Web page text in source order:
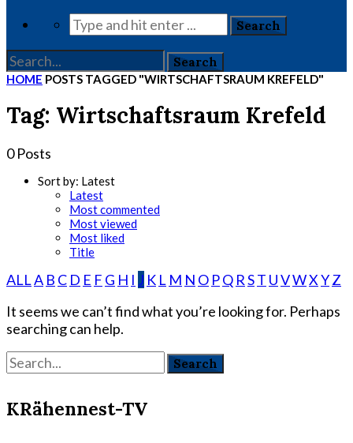
HOME POSTS TAGGED "WIRTSCHAFTSRAUM KREFELD"
Tag: Wirtschaftsraum Krefeld
0 Posts
Sort by: Latest
Latest
Most commented
Most viewed
Most liked
Title
ALLA B C D E F G H I J K L M N O PQ RST UVWXYZ
It seems we can’t find what you’re looking for. Perhaps
searching can help.
KRähennest-TV